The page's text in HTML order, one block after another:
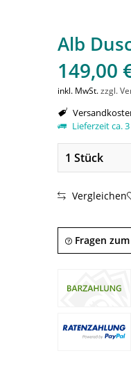
Alb
149,00
inkl. MwSt.zzgl.
Lieferzeit ca.
Vergleichen
Fragen